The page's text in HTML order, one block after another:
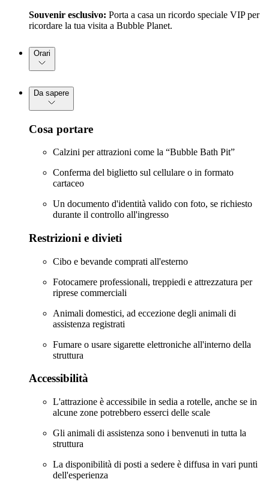
Souvenir esclusivo: Porta a casa un ricordo speciale VIP per
ricordare la tua visita a Bubble Planet.
Orari
Da sapere
Cosa portare
Calzini per attrazioni come la “Bubble Bath Pit”
Conferma del biglietto sul cellulare o in formato
cartaceo
Un documento d'identità valido con foto, se richiesto
durante il controllo all'ingresso
Restrizioni e divieti
Cibo e bevande comprati all'esterno
Fotocamere professionali, treppiedi e attrezzatura per
riprese commerciali
Animali domestici, ad eccezione degli animali di
assistenza registrati
Fumare o usare sigarette elettroniche all'interno della
struttura
Accessibilità
L'attrazione è accessibile in sedia a rotelle, anche se in
alcune zone potrebbero esserci delle scale
Gli animali di assistenza sono i benvenuti in tutta la
struttura
La disponibilità di posti a sedere è diffusa in vari punti
dell'esperienza